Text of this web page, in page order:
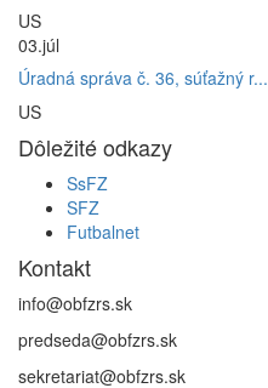
US
03.júl
Úradná správa č. 36, súťažný r...
US
Dôležité odkazy
SsFZ
SFZ
Futbalnet
Kontakt
info@obfzrs.sk
predseda@obfzrs.sk
sekretariat@obfzrs.sk